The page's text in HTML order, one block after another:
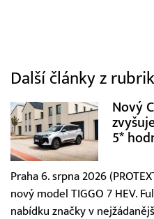
Další články z
Nový
5*
Praha 6. srpna 2026
nový model TIGGO 7 HEV.
nabídku značky v